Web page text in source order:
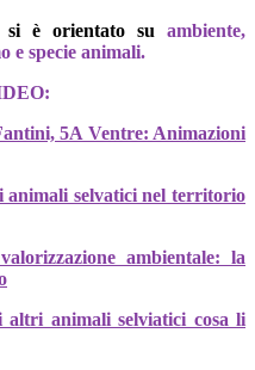
si è orientato su ambiente,
e specie animali.
5A Ventre: Animazioni
animali selvatici nel territorio
ambientale: la
animali selviatici cosa li